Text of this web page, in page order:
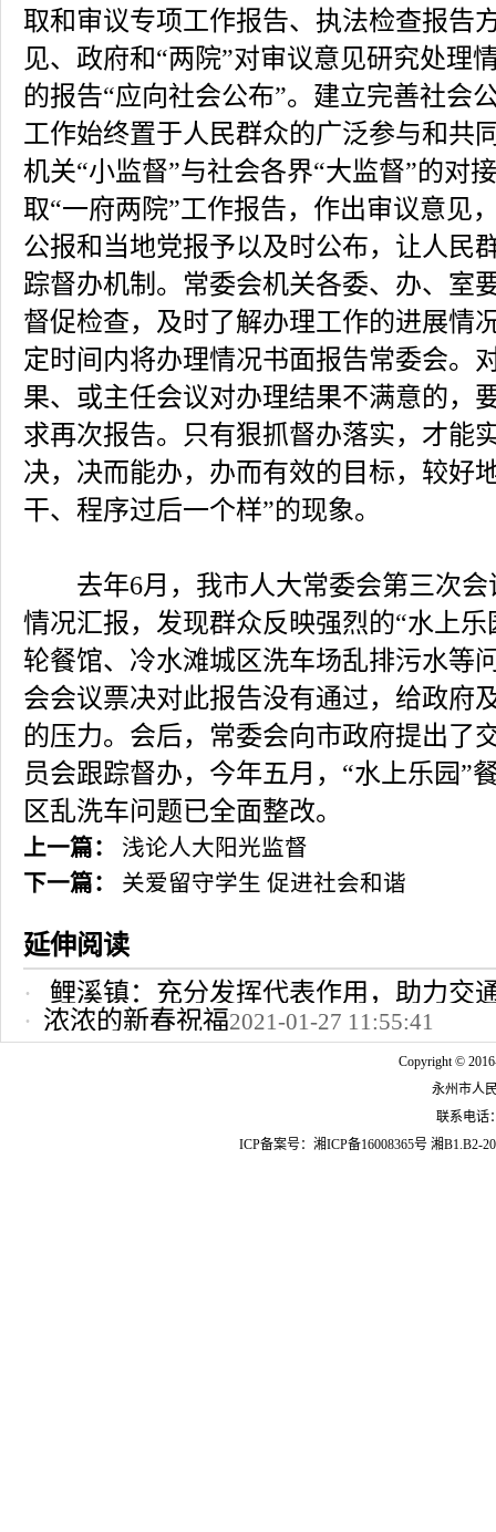
取和审议专项工作报告、执法检查报告
见、政府和“两院”对审议意见研究处理
的报告“应向社会公布”。建立完善社会
工作始终置于人民群众的广泛参与和共
机关“小监督”与社会各界“大监督”的对
取“一府两院”工作报告，作出审议意见
公报和当地党报予以及时公布，让人民
踪督办机制。常委会机关各委、办、室
督促检查，及时了解办理工作的进展情
定时间内将办理情况书面报告常委会。
果、或主任会议对办理结果不满意的，
求再次报告。只有狠抓督办落实，才能
决，决而能办，办而有效的目标，较好
干、程序过后一个样”的现象。
去年6月，我市人大常委会第三次会
情况汇报，发现群众反映强烈的“水上乐
轮餐馆、冷水滩城区洗车场乱排污水等
会会议票决对此报告没有通过，给政府
的压力。会后，常委会向市政府提出了
员会跟踪督办，今年五月，“水上乐园”
区乱洗车问题已全面整改。
上一篇：
浅论人大阳光监督
下一篇：
关爱留守学生 促进社会和谐
延伸阅读
鲤溪镇：充分发挥代表作用，助力交
2022-10-24 12:09:37
浓浓的新春祝福2021-01-27 11:55:41
Copyright ©
永州市人
联系电话
ICP备案号： 湘ICP备16008365号 湘B1.B2-